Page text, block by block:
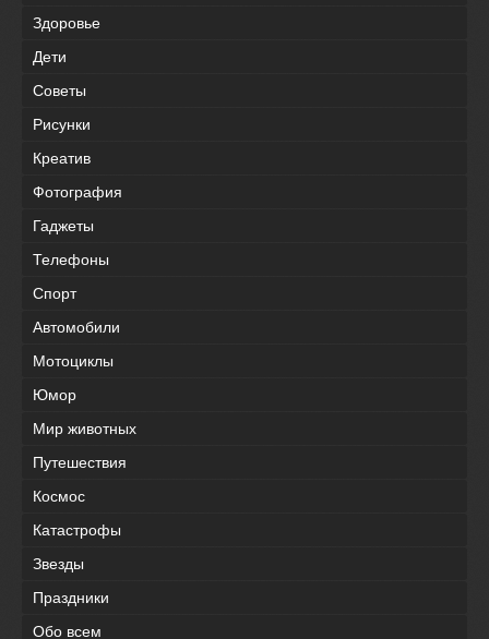
Здоровье
Дети
Советы
Рисунки
Креатив
Фотография
Гаджеты
Телефоны
Спорт
Автомобили
Мотоциклы
Юмор
Мир животных
Путешествия
Космос
Катастрофы
Звезды
Праздники
Обо всем